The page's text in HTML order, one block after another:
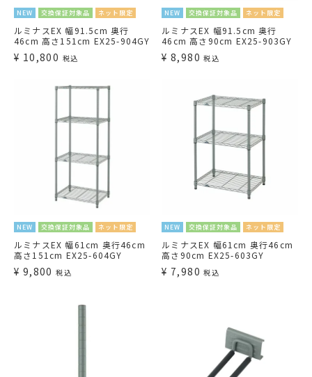
NEW 交換保証対象品 ネット限定
ルミナスEX 幅91.5cm 奥行
46cm 高さ151cm EX25-904GY
¥ 10,800 税込
NEW 交換保証対象品 ネット限定
ルミナスEX 幅91.5cm 奥行
46cm 高さ90cm EX25-903GY
¥ 8,980 税込
NEW 交換保証対象品 ネット限定
ルミナスEX 幅61cm 奥行46cm
高さ151cm EX25-604GY
¥ 9,800 税込
NEW 交換保証対象品 ネット限定
ルミナスEX 幅61cm 奥行46cm
高さ90cm EX25-603GY
¥ 7,980 税込